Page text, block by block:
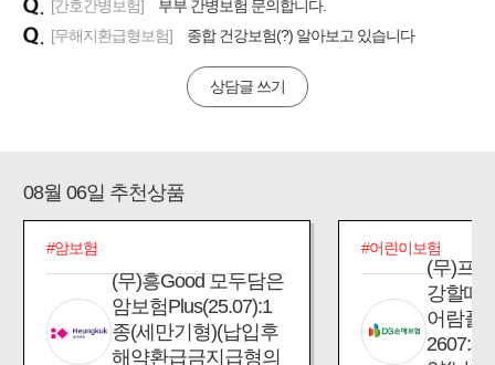
[간호간병보험]
부부 간병보험 문의합니다.
[무해지환급형보험]
종합 건강보험(?) 알아보고 있습니다
상담글 쓰기
08월 06일 추천상품
#암보험
(무)흥Good 모두담은
암보험Plus(25.07):1
종(세만기형)(납입후
해약환급금지급형의
#어린이보험
(무)프
강할때
어람플
2607: